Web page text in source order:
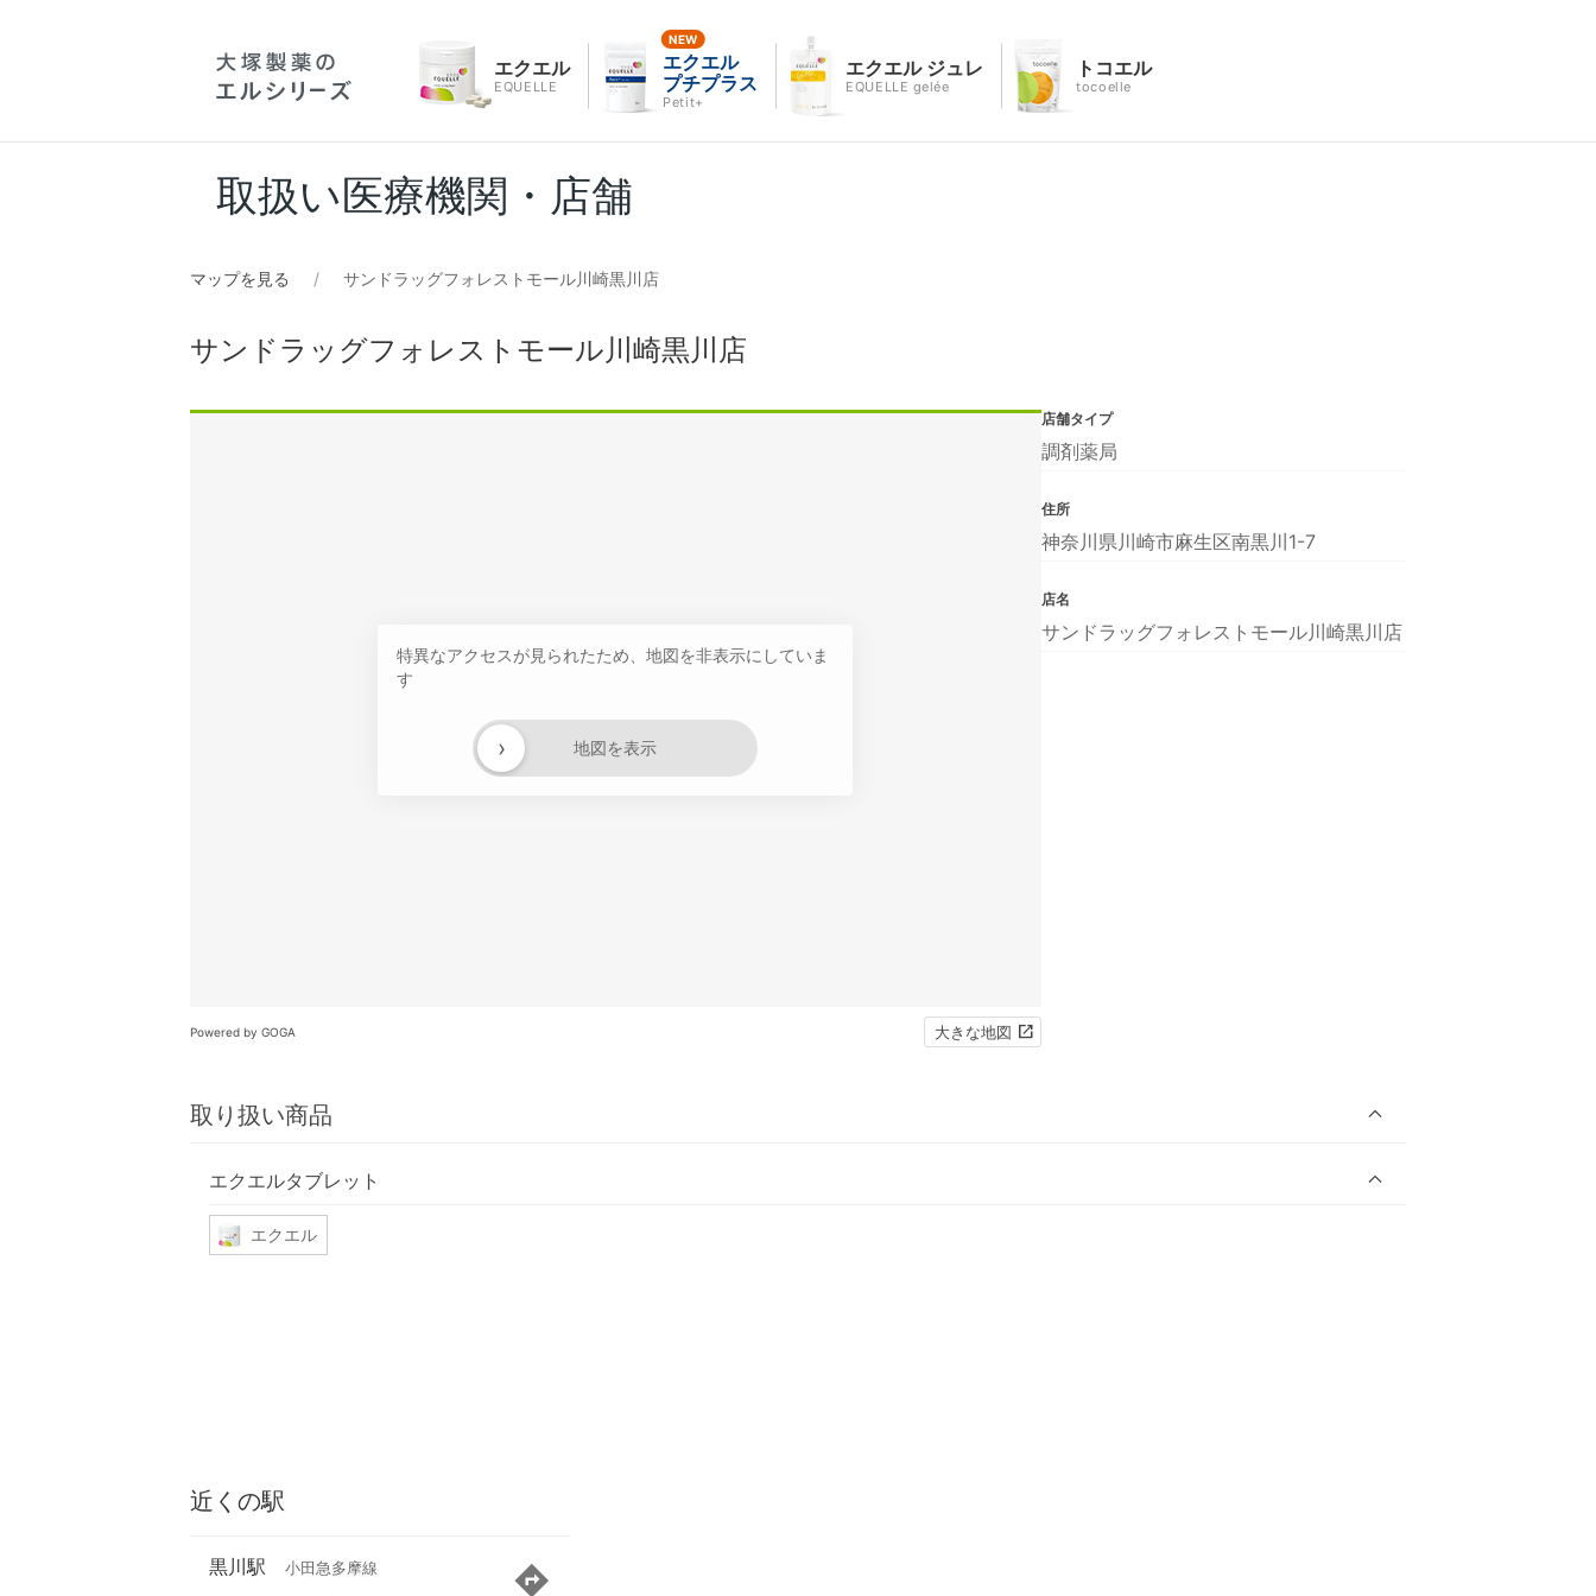
エクエル
EQUELLE
エクエル
プチプラス
Petit+
エクエル ジュレ
EQUELLE gelée
トコエル
tocoelle
取扱い医療機関・店舗
マップを見る サンドラッグフォレストモール川崎黒川店
サンドラッグフォレストモール川崎黒川店
特異なアクセスが見られたため、地図を非表示にしていま
す
地図を表示
›
Powered by GOGA 大きな地図
取り扱い商品
エクエルタブレット
エクエル
店舗タイプ
調剤薬局
住所
神奈川県川崎市麻生区南黒川1-7
店名
サンドラッグフォレストモール川崎黒川店
近くの駅
黒川駅 小田急多摩線